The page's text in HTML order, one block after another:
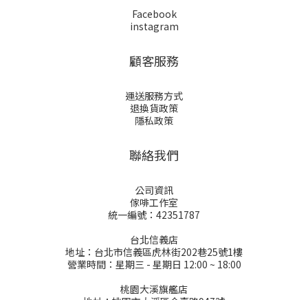
Facebook
instagram
顧客服務
運送服務方式
退換貨政策
隱私政策
聯絡我們
公司資訊
傢啡工作室
統一編號：42351787
台北信義店
地址：台北市信義區虎林街202巷25號1樓
營業時間：星期三 - 星期日 12:00 ~ 18:00
桃園大溪旗艦店